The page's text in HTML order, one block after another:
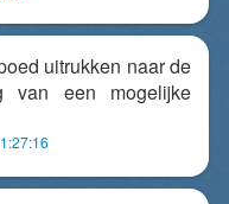
uitrukken naar de
van een mogelijke